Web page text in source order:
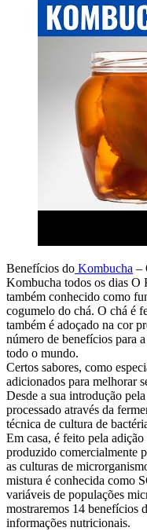
Benefícios do Kombucha –
Kombucha todos os dias
também conhecido como
cogumelo do chá. O chá é
também é adoçado na cor
número de benefícios para
todo o mundo.
Certos sabores, como
adicionados para melhorar
Desde a sua introdução
processado através da
técnica de cultura de
Em casa, é feito pela
produzido comercialmente
as culturas de
mistura é conhecida como
variáveis de populações
mostraremos 14 benefícios
informações nutricionais.